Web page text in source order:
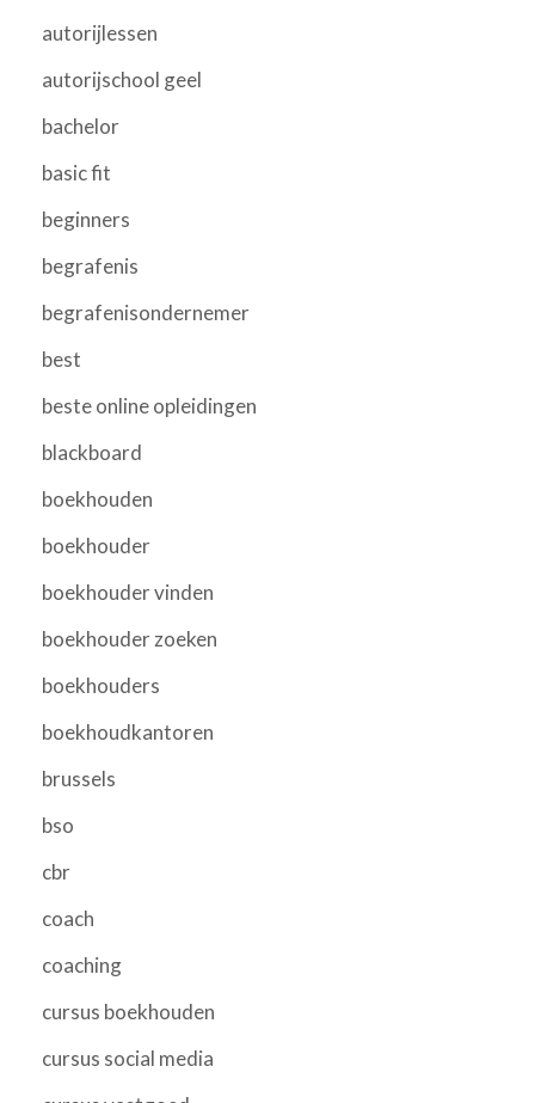
autorijlessen
autorijschool geel
bachelor
basic fit
beginners
begrafenis
begrafenisondernemer
best
beste online opleidingen
blackboard
boekhouden
boekhouder
boekhouder vinden
boekhouder zoeken
boekhouders
boekhoudkantoren
brussels
bso
cbr
coach
coaching
cursus boekhouden
cursus social media